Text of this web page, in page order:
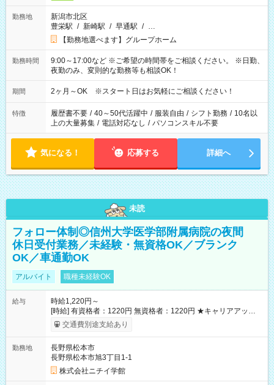
勤務地
新潟市北区
豊栄駅 / 新崎駅 / 早通駅 / …
【勤務地選べます】グループホーム
勤務時間
9:00～17:00など ※ご希望の時間帯をご相談ください。 ※日勤、
夜勤のみ、変則的な勤務等も相談OK！
期間 2ヶ月～OK ※スタート日はお気軽にご相談ください！
特徴 履歴書不要 / 40～50代活躍中 / 服装自由 / シフト勤務 / 10名以
上の大量募集 / 電話対応なし / パソコンスキル不要
気になる！ 応募する 詳細へ
未読
フォロー体制◎信州大学医学部附属病院の夜間
休日受付業務／未経験・無資格OK／ブランク
OK／車通勤OK
アルバイト 職種未経験OK
給与
時給1,220円～
[時給] 有資格者：1220円 無資格者：1220円 ★キャリアアップ制
度あり 進級により給与がアップします！ 【試用期間】試用期間
あり 試用期間の長さ：3ヶ月 雇用形態、給与は本採用時と同じ
交通費別途支給あり
勤務地
長野県松本市
長野県松本市旭3丁目1-1
株式会社ニチイ学館